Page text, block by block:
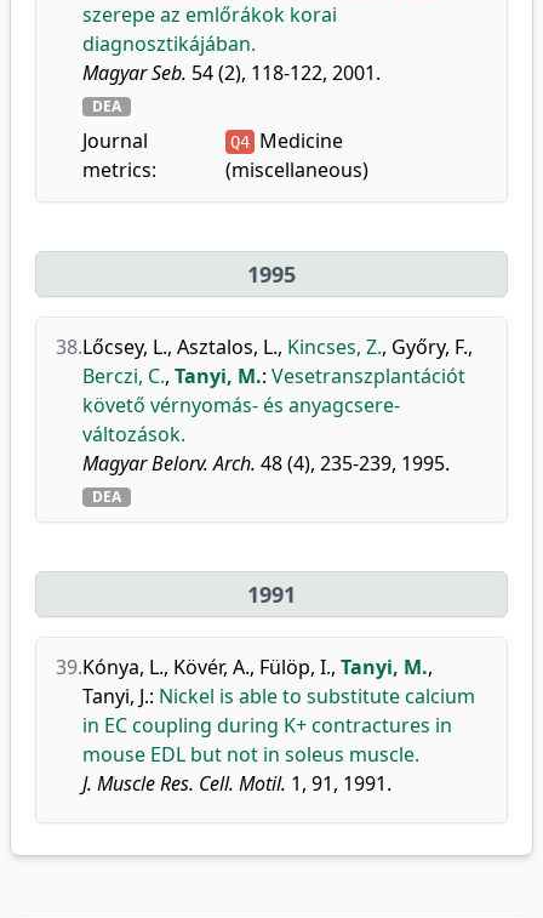
szerepe az emlőrákok korai
diagnosztikájában.
Magyar Seb. 54 (2), 118-122, 2001.
DEA
Journal
metrics:
Q4 Medicine
(miscellaneous)
1995
38.Lőcsey, L., Asztalos, L., Kincses, Z., Győry, F.,
Berczi, C., Tanyi, M.: Vesetranszplantációt
követő vérnyomás- és anyagcsere-
változások.
Magyar Belorv. Arch. 48 (4), 235-239, 1995.
DEA
1991
39.Kónya, L., Kövér, A., Fülöp, I., Tanyi, M.,
Tanyi, J.: Nickel is able to substitute calcium
in EC coupling during K+ contractures in
mouse EDL but not in soleus muscle.
J. Muscle Res. Cell. Motil. 1, 91, 1991.